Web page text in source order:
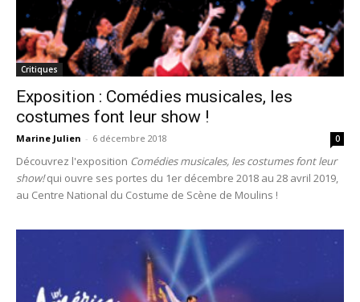
Critiques
Exposition : Comédies musicales, les
costumes font leur show !
Marine Julien - 6 décembre 2018 0
Découvrez l'exposition Comédies musicales, les costumes font leur
show!qui ouvre ses portes du 1er décembre 2018 au 28 avril 2019,
au Centre National du Costume de Scène de Moulins !